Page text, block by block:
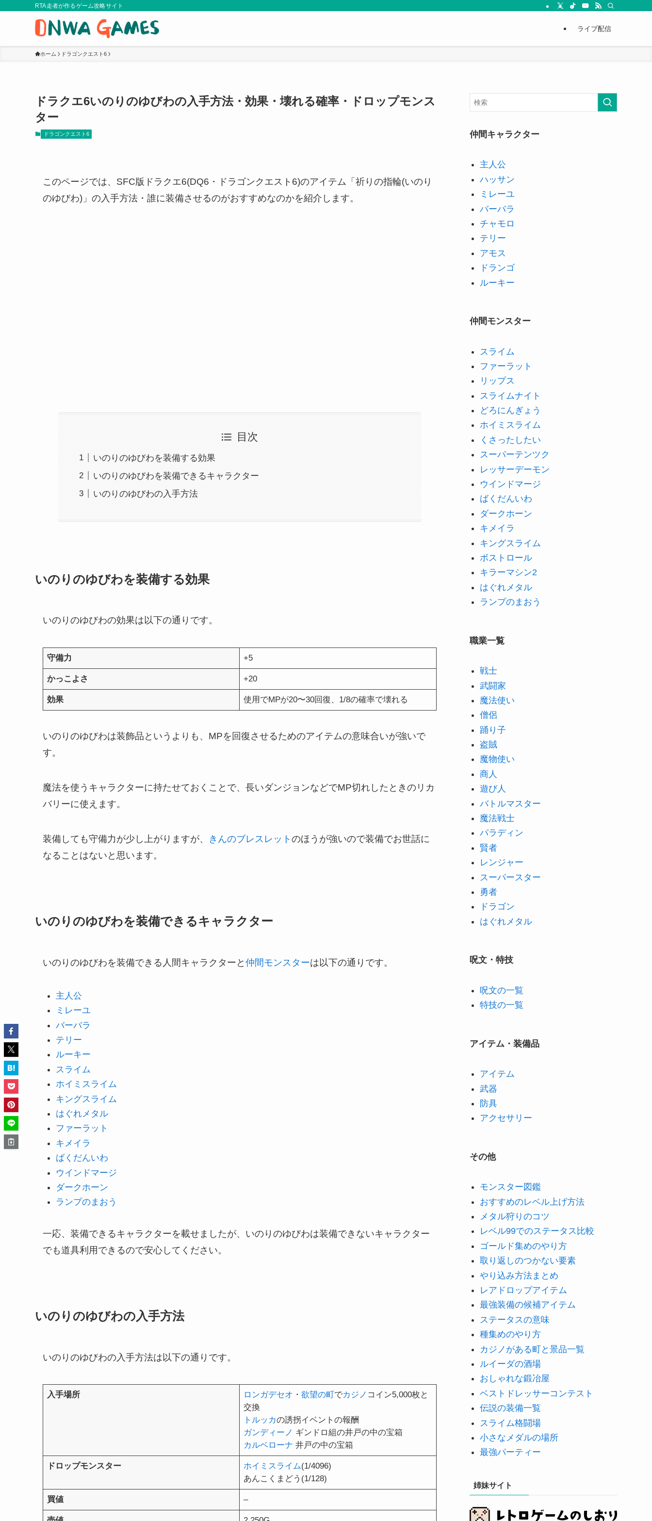
RTA走者が作るゲーム攻略サイト
ライブ配信
ホーム ドラゴンクエスト6
ドラクエ6いのりのゆびわの入手方法・効果・壊れる確率・ドロップモンス
ター
ドラゴンクエスト6
このページでは、SFC版ドラクエ6(DQ6・ドラゴンクエスト6)のアイテム「祈りの指輪(いのり
のゆびわ)」の入手方法・誰に装備させるのがおすすめなのかを紹介します。
目次
いのりのゆびわを装備する効果
いのりのゆびわを装備できるキャラクター
いのりのゆびわの入手方法
いのりのゆびわを装備する効果
いのりのゆびわの効果は以下の通りです。
守備力 +5
かっこよさ +20
効果 使用でMPが20〜30回復、1/8の確率で壊れる
いのりのゆびわは装飾品というよりも、MPを回復させるためのアイテムの意味合いが強いで
す。
魔法を使うキャラクターに持たせておくことで、長いダンジョンなどでMP切れしたときのリカ
バリーに使えます。
装備しても守備力が少し上がりますが、 きんのブレスレットのほうが強いので装備でお世話に
なることはないと思います。
いのりのゆびわを装備できるキャラクター
いのりのゆびわを装備できる人間キャラクターと仲間モンスターは以下の通りです。
主人公
ミレーユ
バーバラ
テリー
ルーキー
スライム
ホイミスライム
キングスライム
はぐれメタル
ファーラット
キメイラ
ばくだんいわ
ウインドマージ
ダークホーン
ランプのまおう
一応、装備できるキャラクターを載せましたが、いのりのゆびわは装備できないキャラクター
でも道具利用できるので安心してください。
いのりのゆびわの入手方法
いのりのゆびわの入手方法は以下の通りです。
入手場所 ロンガデセオ ・欲望の町でカジノ コイン5,000枚と
交換
トルッカの誘拐イベントの報酬
ガンディーノ ギンドロ組の井戸の中の宝箱
カルベローナ 井戸の中の宝箱
ドロップモンスター ホイミスライム(1/4096)
あんこくまどう(1/128)
買値 –
仲間キャラクター
主人公
ハッサン
ミレーユ
バーバラ
チャモロ
テリー
アモス
ドランゴ
ルーキー
仲間モンスター
スライム
ファーラット
リップス
スライムナイト
どろにんぎょう
ホイミスライム
くさったしたい
スーパーテンツク
レッサーデーモン
ウインドマージ
ばくだんいわ
ダークホーン
キメイラ
キングスライム
ボストロール
キラーマシン2
はぐれメタル
ランプのまおう
職業一覧
戦士
武闘家
魔法使い
僧侶
踊り子
盗賊
魔物使い
商人
遊び人
バトルマスター
魔法戦士
パラディン
賢者
レンジャー
スーパースター
勇者
ドラゴン
はぐれメタル
呪文・特技
呪文の一覧
特技の一覧
アイテム・装備品
アイテム
武器
防具
アクセサリー
その他
モンスター図鑑
おすすめのレベル上げ方法
メタル狩りのコツ
レベル99でのステータス比較
ゴールド集めのやり方
取り返しのつかない要素
やり込み方法まとめ
レアドロップアイテム
最強装備の候補アイテム
ステータスの意味
種集めのやり方
カジノがある町と景品一覧
ルイーダの酒場
おしゃれな鍛冶屋
ベストドレッサーコンテスト
伝説の装備一覧
スライム格闘場
小さなメダルの場所
最強パーティー
姉妹サイト